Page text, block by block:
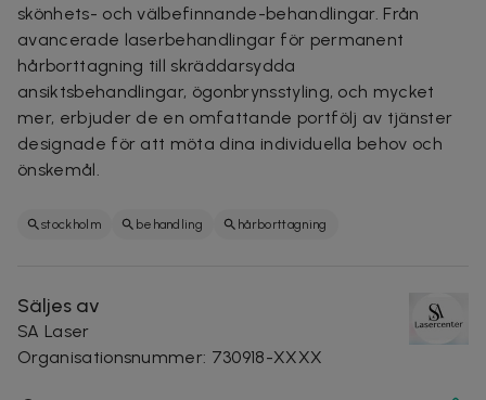
skönhets- och välbefinnande-behandlingar. Från
avancerade laserbehandlingar för permanent
hårborttagning till skräddarsydda
ansiktsbehandlingar, ögonbrynsstyling, och mycket
mer, erbjuder de en omfattande portfölj av tjänster
designade för att möta dina individuella behov och
önskemål.
stockholm behandling hårborttagning
Säljes av
SA Laser
Organisationsnummer: 730918-XXXX